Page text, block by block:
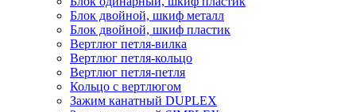
Блок двойной, шкиф металл
Блок двойной, шкиф пластик
Вертлюг петля-вилка
Вертлюг петля-кольцо
Вертлюг петля-петля
Кольцо с вертлюгом
Зажим канатный DUPLEX